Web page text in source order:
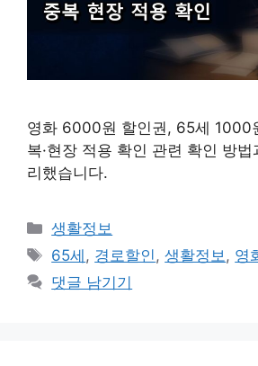
영화 6000원 할인권, 65세 1000
복·현장 적용 확인 관련 확인 방
리했습니다.
카
테
리
생활정보
태
그
65세 , 경로할인 ,생활정보 , 영
댓글 남기기